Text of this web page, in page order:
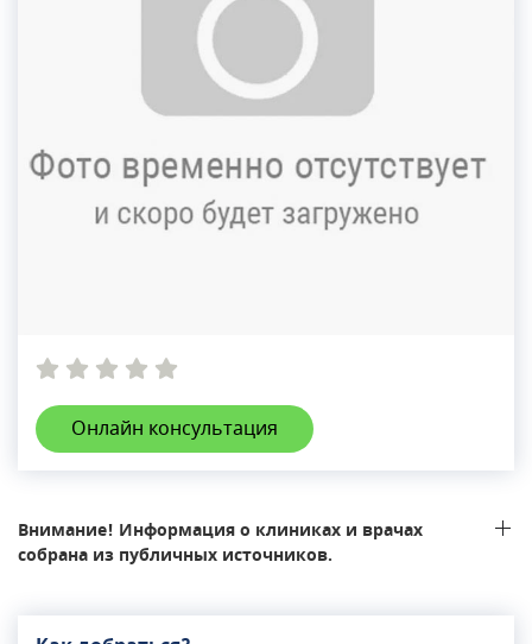
Онлайн консультация
Внимание! Информация о клиниках и врачах
собрана из публичных источников.